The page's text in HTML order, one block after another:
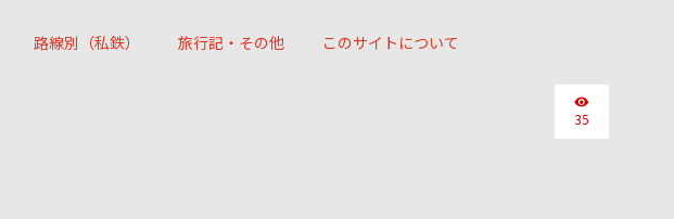
路線別（私鉄） 旅行記・その他 このサイトについて
35